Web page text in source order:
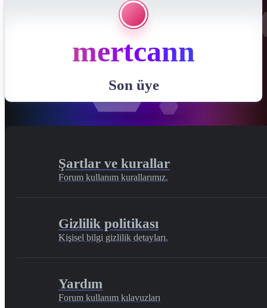
mertcann
Son üye
Şartlar ve kurallar
Forum kullanım kurallarımız.
Gizlilik politikası
Kişisel bilgi gizlilik detayları.
Yardım
Forum kullanım kılavuzları